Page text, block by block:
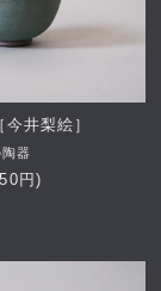
井梨絵］
器
円)